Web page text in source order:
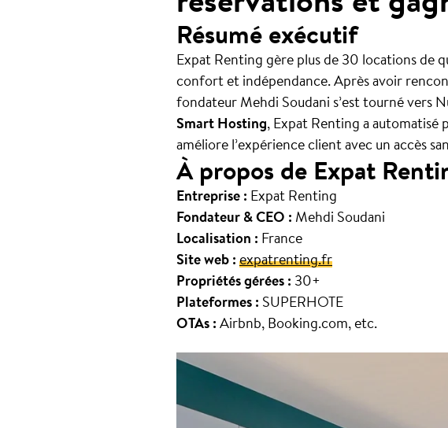
Résumé exécutif
Expat Renting gère plus de 30 locations de
confort et indépendance. Après avoir
fondateur Mehdi Soudani s’est tourné vers
Smart Hosting, Expat Renting a automatisé
améliore l’expérience client avec un accès
À propos de Expat
Entreprise : Expat Renting
Fondateur & CEO : Mehdi Soudani
Localisation : France
Site web :expatrenting.fr
Propriétés gérées : 30+
Plateformes : SUPERHOTE
OTAs :Airbnb, Booking.com, etc.